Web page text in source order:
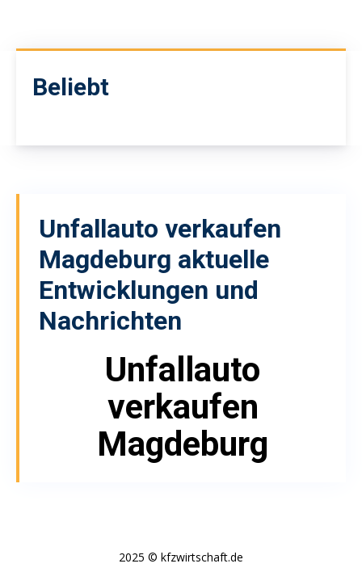
Beliebt
Unfallauto verkaufen
Magdeburg aktuelle
Entwicklungen und
Nachrichten
Unfallauto
verkaufen
Magdeburg
2025 © kfzwirtschaft.de